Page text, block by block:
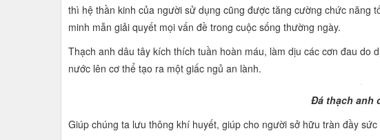
thì hệ thần kinh của người sử dụng cũng được tăng cường chức năng
minh mẫn giải quyết mọi vấn đề trong cuộc sống thường ngày.
Thạch anh dâu tây kích thích tuần hoàn máu, làm dịu các cơn đau do
nước lên cơ thể tạo ra một giấc ngủ an lành.
Đá thạch anh
Giúp chúng ta lưu thông khí huyết, giúp cho người sở hữu tràn đầy